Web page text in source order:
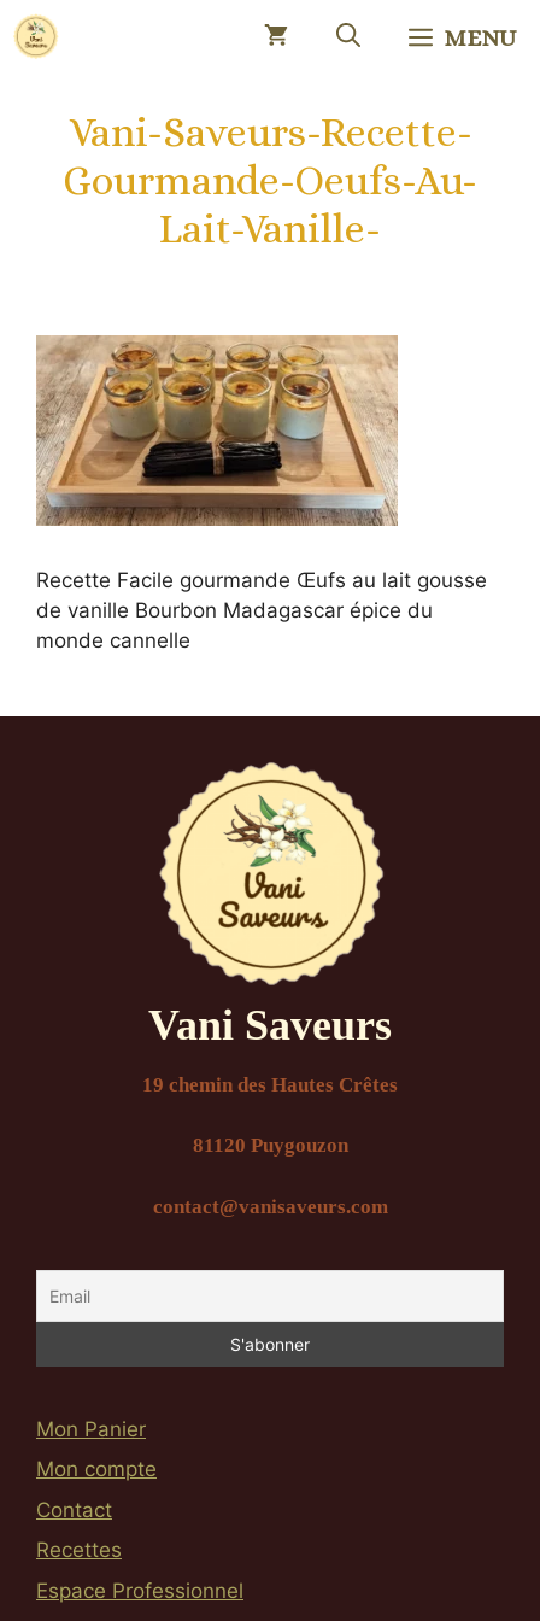
Aller
au
MENU
Vani-Saveurs-Recette-
Gourmande-Oeufs-Au-
Lait-Vanille-
Recette Facile gourmande Œufs au lait gousse
de vanille Bourbon Madagascar épice du
monde cannelle
Vani Saveurs
19 chemin des Hautes Crêtes
81120 Puygouzon
contact@vanisaveurs.com
Mon Panier
Mon compte
Contact
Recettes
Espace Professionnel